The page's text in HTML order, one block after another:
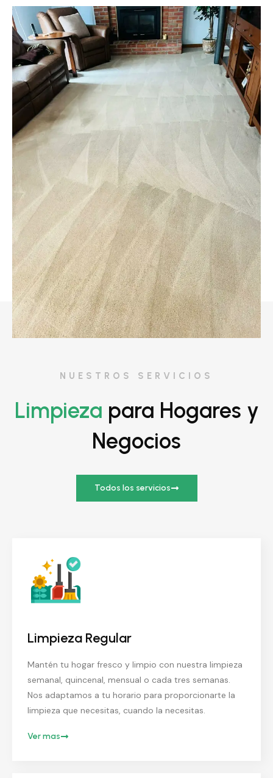
NUESTROS SERVICIOS
Limpieza para Hogares y
Negocios
Todos los servicios
Limpieza Regular
Mantén tu hogar fresco y limpio con nuestra limpieza
semanal, quincenal, mensual o cada tres semanas.
Nos adaptamos a tu horario para proporcionarte la
limpieza que necesitas, cuando la necesitas.
Ver mas